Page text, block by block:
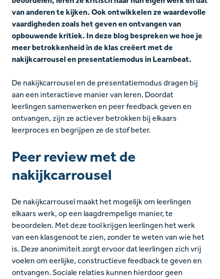
van anderen te kijken. Ook ontwikkelen ze waardevolle
vaardigheden zoals het geven en ontvangen van
opbouwende kritiek. In deze blog bespreken we hoe je
meer betrokkenheid in de klas creëert met de
nakijkcarrousel en presentatiemodus in Learnbeat.
De nakijkcarrousel en de presentatiemodus dragen bij
aan een interactieve manier van leren. Doordat
leerlingen samenwerken en peer feedback geven en
ontvangen, zijn ze actiever betrokken bij elkaars
leerproces en begrijpen ze de stof beter.
Peer review met de
nakijkcarrousel
De nakijkcarrousel maakt het mogelijk om leerlingen
elkaars werk, op een laagdrempelige manier, te
beoordelen. Met deze tool krijgen leerlingen het werk
van een klasgenoot te zien, zonder te weten van wie het
is. Deze anonimiteit zorgt ervoor dat leerlingen zich vrij
voelen om eerlijke, constructieve feedback te geven en
ontvangen. Sociale relaties kunnen hierdoor geen